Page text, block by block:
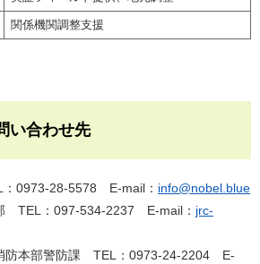
関係機関調整支援
い合わせ先
0973-28-5578 E-mail： info@nobel.blue
TEL：097-534-2237 E-mail： jrc-
防本部警防課 TEL：0973-24-2204 E-